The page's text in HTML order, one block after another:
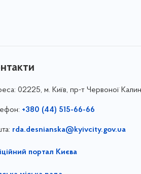
02225, м. Київ, пр-т Червоної
+380 (44) 515-66-66
rda.desnianska@kyivcity.gov.ua
портал Києва